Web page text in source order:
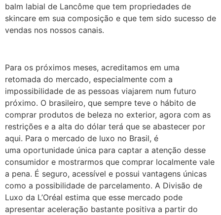
balm labial de Lancôme que tem propriedades de
skincare em sua composição e que tem sido sucesso de
vendas nos nossos canais.
Para os próximos meses, acreditamos em uma
retomada do mercado, especialmente com a
impossibilidade de as pessoas viajarem num futuro
próximo. O brasileiro, que sempre teve o hábito de
comprar produtos de beleza no exterior, agora com as
restrições e a alta do dólar terá que se abastecer por
aqui. Para o mercado de luxo no Brasil, é
uma oportunidade única para captar a atenção desse
consumidor e mostrarmos que comprar localmente vale
a pena. É seguro, acessível e possui vantagens únicas
como a possibilidade de parcelamento. A Divisão de
Luxo da L’Oréal estima que esse mercado pode
apresentar aceleração bastante positiva a partir do